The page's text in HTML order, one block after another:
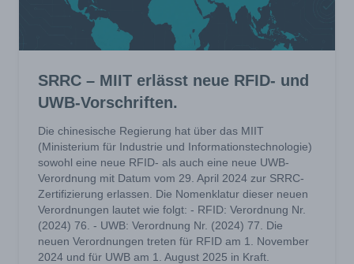
SRRC – MIIT erlässt neue RFID- und
UWB-Vorschriften.
Die chinesische Regierung hat über das MIIT
(Ministerium für Industrie und Informationstechnologie)
sowohl eine neue RFID- als auch eine neue UWB-
Verordnung mit Datum vom 29. April 2024 zur SRRC-
Zertifizierung erlassen. Die Nomenklatur dieser neuen
Verordnungen lautet wie folgt: - RFID: Verordnung Nr.
(2024) 76. - UWB: Verordnung Nr. (2024) 77. Die
neuen Verordnungen treten für RFID am 1. November
2024 und für UWB am 1. August 2025 in Kraft.